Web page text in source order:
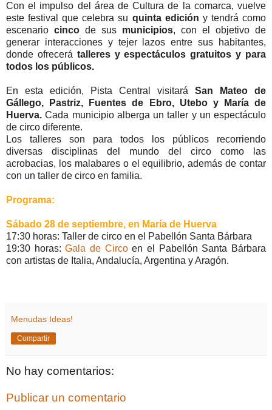
Con el impulso del área de Cultura de la comarca, vuelve
este festival que celebra su quinta edición y tendrá como
escenario cinco de sus municipios, con el objetivo de
generar interacciones y tejer lazos entre sus habitantes,
donde ofrecerá talleres y espectáculos gratuitos y para
todos los públicos.
En esta edición, Pista Central visitará San Mateo de
Gállego, Pastriz, Fuentes de Ebro, Utebo y María de
Huerva. Cada municipio alberga un taller y un espectáculo
de circo diferente.
Los talleres son para todos los públicos recorriendo
diversas disciplinas del mundo del circo como las
acrobacias, los malabares o el equilibrio, además de contar
con un taller de circo en familia.
Programa:
Sábado 28 de septiembre, en María de Huerva
17:30 horas: Taller de circo en el Pabellón Santa Bárbara
19:30 horas:Gala de Circoen el Pabellón Santa Bárbara
con artistas de Italia, Andalucía, Argentina y Aragón.
Menudas Ideas!
Compartir
No hay comentarios:
Publicar un comentario